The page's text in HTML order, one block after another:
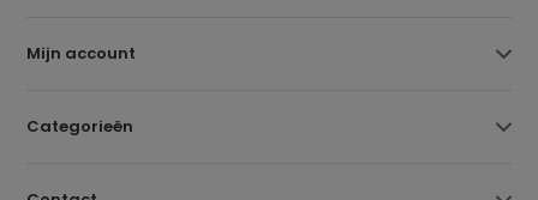
Mijn account
Categorieën